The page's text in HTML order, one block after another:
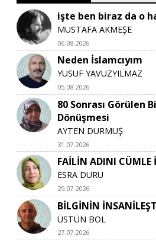
işte ben biraz da o
MUSTAFA AKMEŞE
06.08.2026
Neden İslamcıyım
YUSUF YAVUZYILMAZ
05.08.2026
80 Sonrası Görülen
Dönüşmesi
AYTEN DURMUŞ
31.07.2026
FAİLİN ADINI CÜMLE
ESRA DURU
29.07.2026
BİLGİNİN
ÜSTÜN BOL
27.07.2026